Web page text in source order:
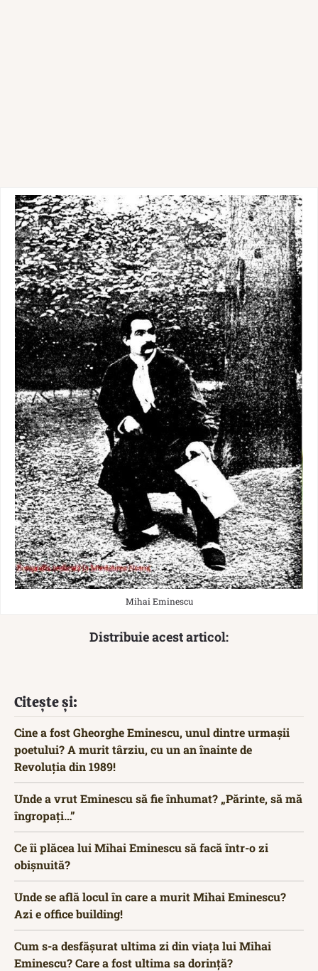
Mihai Eminescu
Distribuie acest articol:
Citește și:
Cine a fost Gheorghe Eminescu, unul dintre urmașii
poetului? A murit târziu, cu un an înainte de
Revoluția din 1989!
Unde a vrut Eminescu să fie înhumat? „Părinte, să mă
îngropați…”
Ce îi plăcea lui Mihai Eminescu să facă într-o zi
obișnuită?
Unde se află locul în care a murit Mihai Eminescu?
Azi e office building!
Cum s-a desfășurat ultima zi din viața lui Mihai
Eminescu? Care a fost ultima sa dorință?